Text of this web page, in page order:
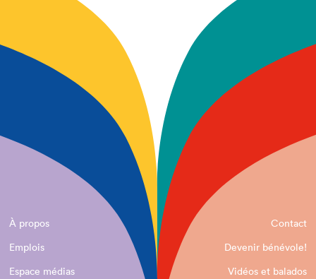
À propos
Contact
Emplois
Devenir bénévole!
Espace médias
Vidéos et balados